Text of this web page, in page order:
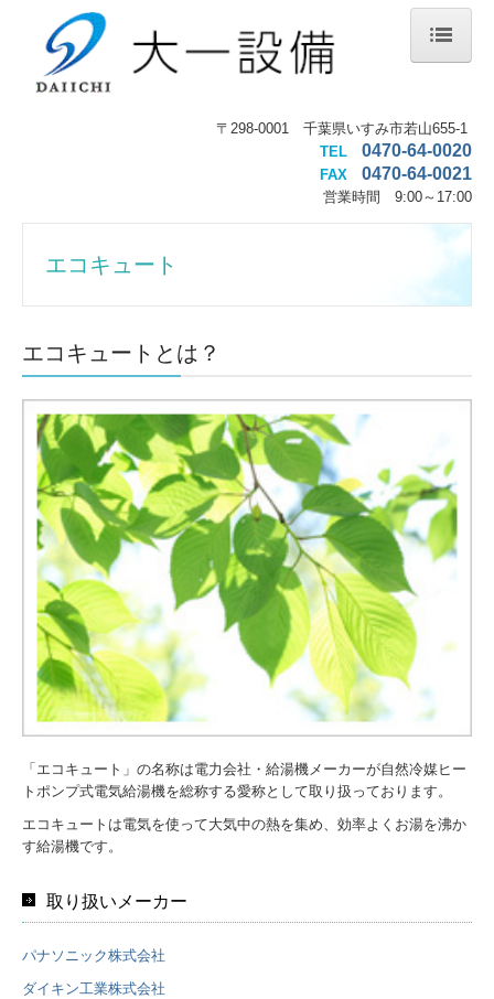
施工の流れ
施工事例
お知らせ
お問合せ
プライバシーポリシー
〒298-0001 千葉県いすみ市若山655-1
TEL 0470-64-0020
FAX 0470-64-0021
営業時間 9:00～17:00
エコキュート
エコキュートとは？
「エコキュート」の名称は電力会社・給湯機メーカーが自然冷媒ヒー
トポンプ式電気給湯機を総称する愛称として取り扱っております。
エコキュートは電気を使って大気中の熱を集め、効率よくお湯を沸か
す給湯機です。
取り扱いメーカー
パナソニック株式会社
ダイキン工業株式会社